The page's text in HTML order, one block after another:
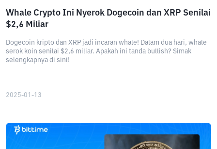
Whale Crypto Ini Nyerok Dogecoin dan XRP Senilai
$2,6 Miliar
Dogecoin kripto dan XRP jadi incaran whale! Dalam dua hari, whale
serok koin senilai $2,6 miliar. Apakah ini tanda bullish? Simak
selengkapnya di sini!
2025-01-13